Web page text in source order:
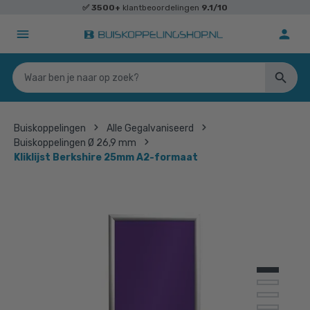
✅ 3500+ klantbeoordelingen 9.1/10
Buiskoppelingen
Alle Gegalvaniseerd
Buiskoppelingen Ø 26,9 mm
Kliklijst Berkshire 25mm A2-formaat